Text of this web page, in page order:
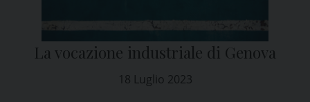
18 Luglio 2023
La vocazione industriale di Genova